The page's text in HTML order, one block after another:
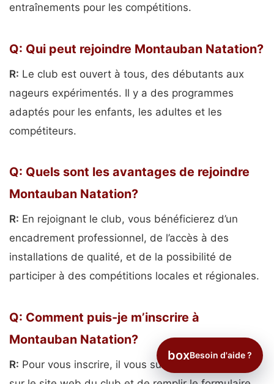
entraînements pour les compétitions.
Q: Qui peut rejoindre Montauban Natation?
R: Le club est ouvert à tous, des débutants aux
nageurs expérimentés. Il y a des programmes
adaptés pour les enfants, les adultes et les
compétiteurs.
Q: Quels sont les avantages de rejoindre
Montauban Natation?
R: En rejoignant le club, vous bénéficierez d’un
encadrement professionnel, de l’accès à des
installations de qualité, et de la possibilité de
participer à des compétitions locales et régionales.
Q: Comment puis-je m’inscrire à
Montauban Natation?
R: Pour vous inscrire, il vous suffit de vous rendre
boxBesoin d'aide ?